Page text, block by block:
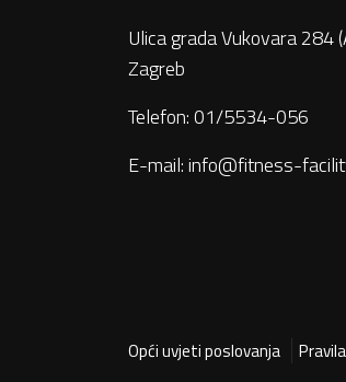
Ulica grada Vukovara 284
Zagreb
Telefon: 01/5534-056
E-mail:info@fitness-
Opći uvjeti poslovanja